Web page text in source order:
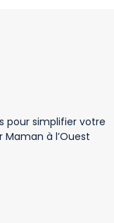
pour simplifier votre
à l’Ouest